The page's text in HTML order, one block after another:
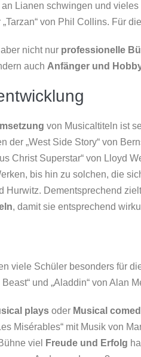
Lianen schwingen und
von Phil Collins. Für
nicht nur professionelle
auch Anfänger und
von Musicaltiteln ist
der „West Side Story“ von
Christ Superstar“ von Lloyd
bis hin zu solchen, die
Hurwitz. Dementsprechend
, damit sie entsprechend
viele Schüler besonders für
und „Aladdin“ von Alan
plays oder Musical
Misérables“ mit Musik von
viel
Freude und Erfolg